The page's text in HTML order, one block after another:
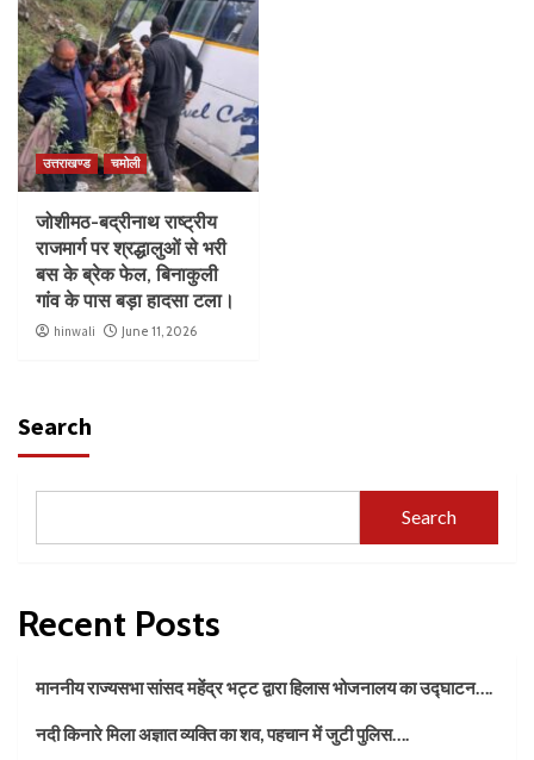
उत्तराखण्ड चमोली
जोशीमठ-बद्रीनाथ राष्ट्रीय
राजमार्ग पर श्रद्धालुओं से भरी
बस के ब्रेक फेल, बिनाकुली
गांव के पास बड़ा हादसा टला।
hinwali June 11, 2026
Search
Search
Recent Posts
माननीय राज्यसभा सांसद महेंद्र भट्ट द्वारा हिलास भोजनालय का उद्घाटन….
नदी किनारे मिला अज्ञात व्यक्ति का शव, पहचान में जुटी पुलिस….